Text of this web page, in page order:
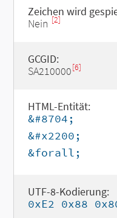
Zeichen wird
Nein [2]
GCGID:
SA210000[6]
HTML-Entität:
&#8704;
&#x2200;
&forall;
UTF-8-Kodierung:
0xE2 0x88